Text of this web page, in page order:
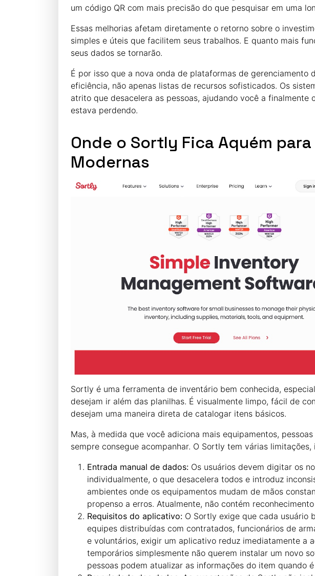
um código QR com mais precisão do que pesquisar em uma
Essas melhorias afetam diretamente o retorno sobre o
simples e úteis que facilitem seus trabalhos. E quanto mais
seus dados se tornarão.
É por isso que a nova onda de plataformas de gerenciamento
eficiência, não apenas listas de recursos sofisticados. Os
atrito que desacelera as pessoas, ajudando você a
estava perdendo.
Onde o Sortly Fica Aquém
Modernas
Sortly é uma ferramenta de inventário bem conhecida,
desejam ir além das planilhas. É visualmente limpo, fácil de
desejam uma maneira direta de catalogar itens básicos.
Mas, à medida que você adiciona mais equipamentos,
sempre consegue acompanhar. O Sortly tem várias limitações,
Entrada manual de dados: Os usuários devem digitar os
individualmente, o que desacelera todos e introduz
ambientes onde os equipamentos mudam de mãos
propenso a erros. Atualmente, não contém
Requisitos do aplicativo: O Sortly exige que cada usuário
equipes distribuídas com contratados, funcionários de
e voluntários, exigir um aplicativo reduz imediatamente a
temporários simplesmente não querem instalar um novo
pessoas podem atualizar as informações do item quando